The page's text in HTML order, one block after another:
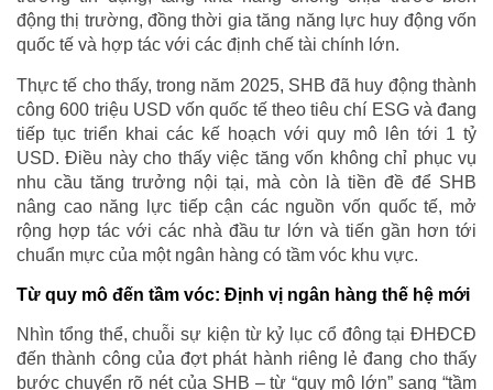
động thị trường, đồng thời gia tăng năng lực huy động vốn
quốc tế và hợp tác với các định chế tài chính lớn.
Thực tế cho thấy, trong năm 2025, SHB đã huy động thành
công 600 triệu USD vốn quốc tế theo tiêu chí ESG và đang
tiếp tục triển khai các kế hoạch với quy mô lên tới 1 tỷ
USD. Điều này cho thấy việc tăng vốn không chỉ phục vụ
nhu cầu tăng trưởng nội tại, mà còn là tiền đề để SHB
nâng cao năng lực tiếp cận các nguồn vốn quốc tế, mở
rộng hợp tác với các nhà đầu tư lớn và tiến gần hơn tới
chuẩn mực của một ngân hàng có tầm vóc khu vực.
Từ quy mô đến tầm vóc: Định vị ngân hàng thế hệ mới
Nhìn tổng thể, chuỗi sự kiện từ kỷ lục cổ đông tại ĐHĐCĐ
đến thành công của đợt phát hành riêng lẻ đang cho thấy
bước chuyển rõ nét của SHB – từ “quy mô lớn” sang “tầm